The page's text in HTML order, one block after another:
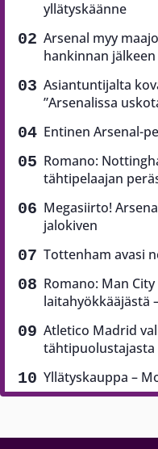
yllätyskäänne
Arsenal myy
hankinnan jälkeen
Asiantuntijalta
”Arsenalissa
Entinen Arsenal-
Romano:
tähtipelaajan
Megasiirto!
jalokiven
Tottenham avasi
Romano: Man
laitahyökkääjästä
Atletico Madrid
tähtipuolustajasta
Yllätyskauppa –